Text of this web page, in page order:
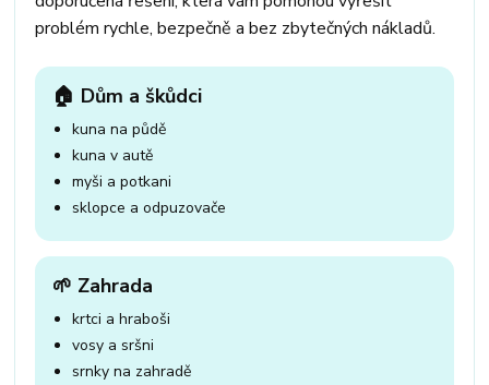
problém rychle, bezpečně a bez zbytečných nákladů.
🏠 Dům a škůdci
kuna na půdě
kuna v autě
myši a potkani
sklopce a odpuzovače
🌱 Zahrada
krtci a hraboši
vosy a sršni
srnky na zahradě